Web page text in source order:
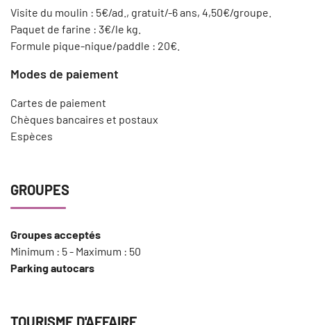
Visite du moulin : 5€/ad., gratuit/-6 ans, 4,50€/groupe.
Paquet de farine : 3€/le kg.
Formule pique-nique/paddle : 20€.
Modes de paiement
Cartes de paiement
Chèques bancaires et postaux
Espèces
GROUPES
Groupes acceptés
Minimum : 5 - Maximum : 50
Parking autocars
TOURISME D'AFFAIRE